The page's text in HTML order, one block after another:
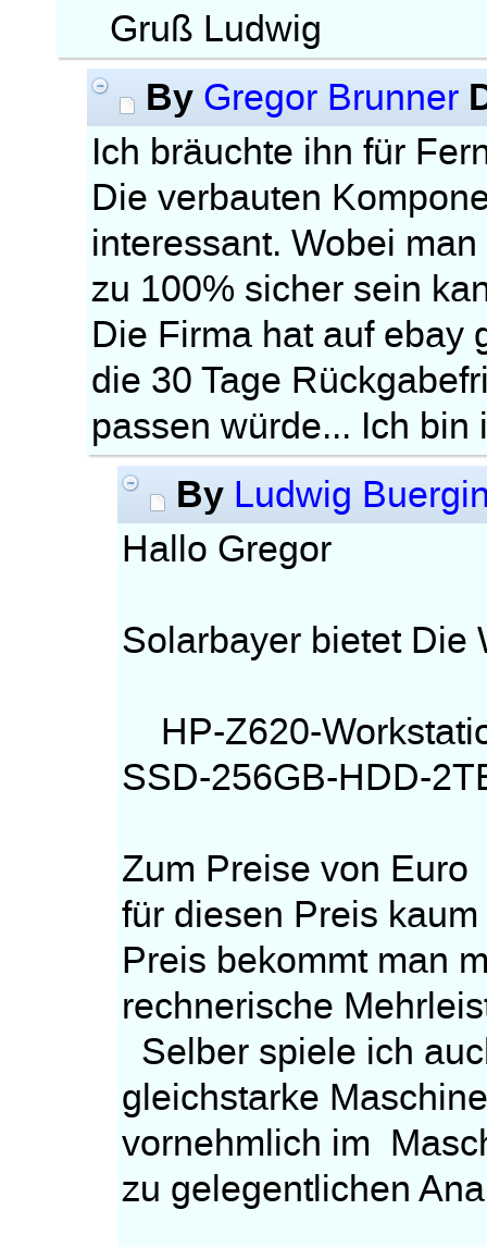
Gruß Ludwig
By Gregor Brunner
Ich bräuchte ihn für
Die verbauten
interessant. Wobei
zu 100% sicher sein
Die Firma hat auf ebay
die 30 Tage
passen würde... Ich
By Ludwig
Hallo Gregor
Solarbayer bietet Die
HP-Z620-
SSD-256GB-HDD-
Zum Preise von
für diesen Preis
Preis bekommt man
rechnerische
Selber spiele ich
gleichstarke
vornehmlich im
zu gelegentlichen